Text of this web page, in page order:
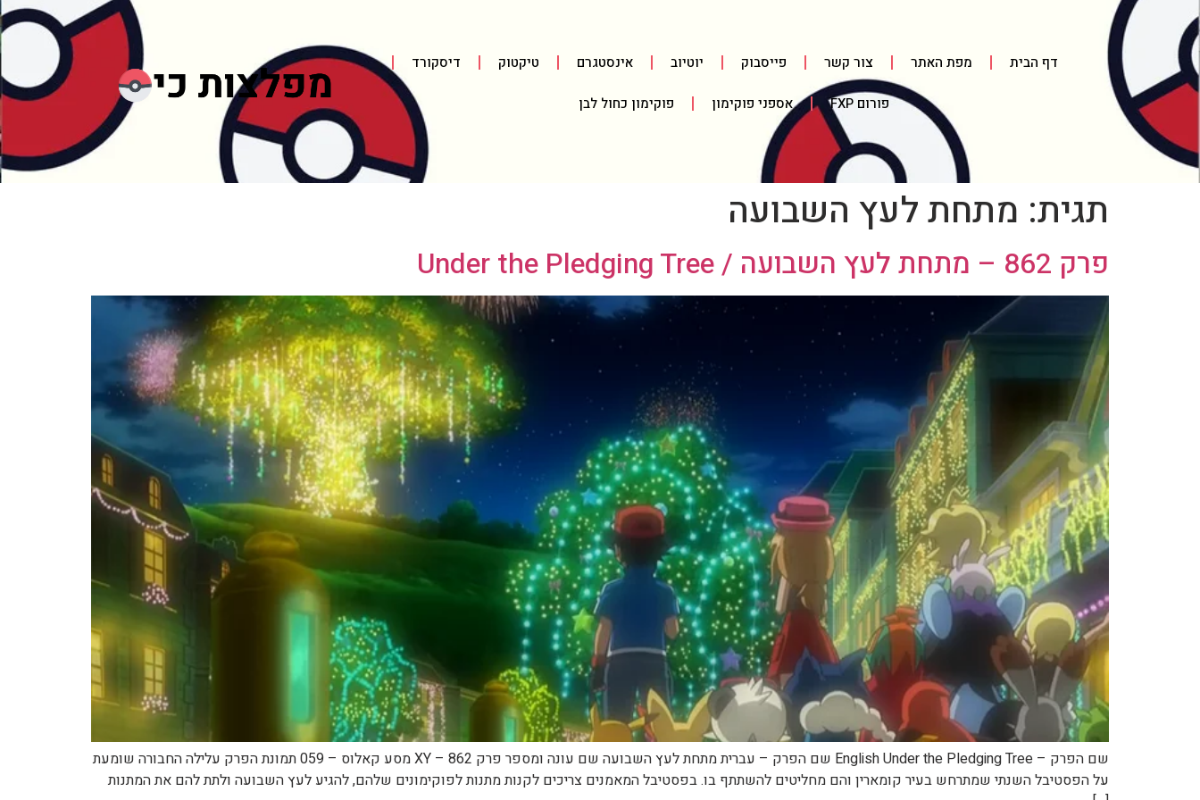
דף הבית מפת האתר צור קשר פייסבוק יוטיוב אינסטגרם טיקטוק דיסקורד
פורום FXP אספני פוקימון פוקימון כחול לבן
תגית: מתחת לעץ השבועה
פרק 862 – מתחת לעץ השבועה / Under the Pledging Tree
שם הפרק – English Under the Pledging Tree שם הפרק – עברית מתחת לעץ השבועה שם עונה ומספר פרק XY – 862 מסע קאלוס – 059 תמונת הפרק עלילה החבורה שומעת
על הפסטיבל השנתי שמתרחש בעיר קומארין והם מחליטים להשתתף בו. בפסטיבל המאמנים צריכים לקנות מתנות לפוקימונים שלהם, להגיע לעץ השבועה ולתת להם את המתנות